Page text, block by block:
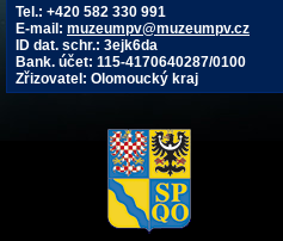
Tel.: +420 582 330 991
E-mail: muzeumpv@muzeumpv.cz
ID dat. schr.: 3ejk6da
Bank. účet: 115-4170640287/0100
Zřizovatel: Olomoucký kraj